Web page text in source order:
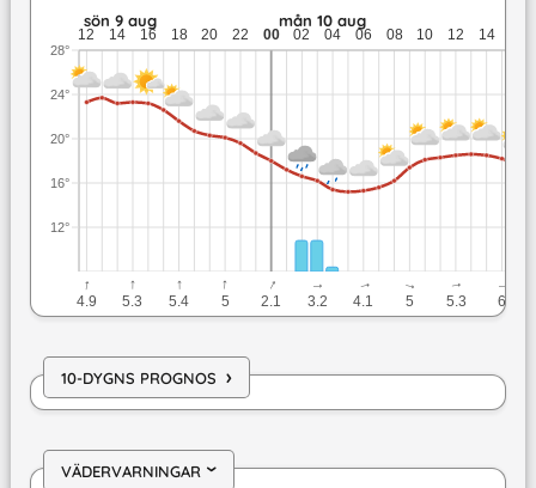
sön 9 aug mån 10 aug
12 14 16 18 20 22 00 02 04 06 08 10 12 14
12°
16°
20°
24°
28°
↓
4.9
↓
5.3
↓
5.4
↓
5
↓
2.1
↓
3.2
↓
4.1
↓
5
↓
5.3
↓
6
10-DYGNS PROGNOS ›
VÄDERVARNINGAR›